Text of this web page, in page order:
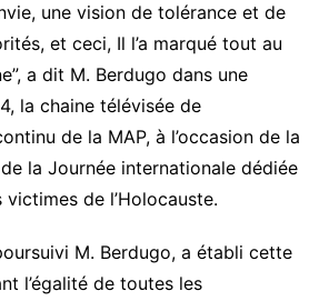
une vision de tolérance et de
et ceci, Il l’a marqué tout au
a dit M. Berdugo dans une
la chaine télévisée de
de la MAP, à l’occasion de la
la Journée internationale dédiée
de l’Holocauste.
M. Berdugo, a établi cette
l’égalité de toutes les